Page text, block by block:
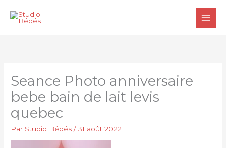
Seance Photo anniversaire
bebe bain de lait levis
quebec
Par Studio Bébés/31 août 2022